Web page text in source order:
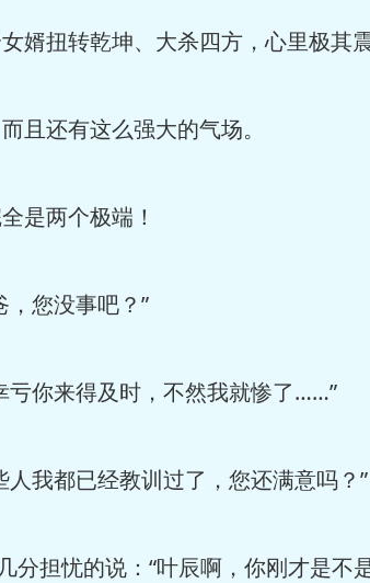
婿扭转乾坤、大杀四方，心里极其震
且还有这么强大的气场。
是两个极端！
您没事吧？”
亏你来得及时，不然我就惨了……”
我都已经教训过了，您还满意吗？”
分担忧的说：“叶辰啊，你刚才是不